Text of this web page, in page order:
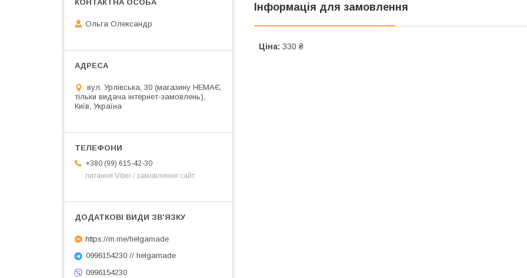
Інформація для замовлення
Ціна: 330 ₴
Ольга Олександр
вул. Урлівська, 30 (магазину НЕМАЄ,
тільки видача інтернет-замовлень),
Київ, Україна
+380 (99) 615-42-30
питання Viber / замовлення сайт
https://m.me/helgamade
0996154230 // helgamade
0996154230